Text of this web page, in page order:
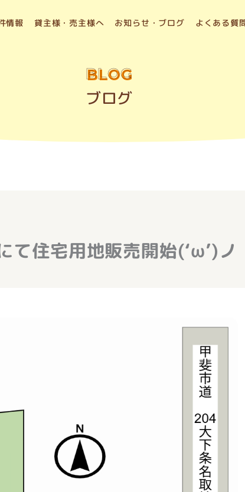
情報 貸主様・売主様へ お知らせ・ブログ よくある質
BLOG
ブログ
住宅用地販売開始(‘ω’)ノ